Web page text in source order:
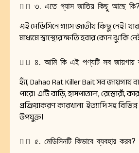
৩. এতে গ্যাস জাতিয় কিছু আছে কি?
এই মেডিসিনে গ্যাস জাতীয় কিছু নেই।
মাধ্যমে স্বাস্থ্যের ক্ষতি হবার কোন ঝুকি
৪. আমি কি এই পণ্যটি সব জায়গায়
হ্যাঁ, Dahao Rat Killer Bait সব জায়গায়
পারে। এটি বাড়ি, হাসপাতাল, রেস্তোরাঁ,
প্রক্রিয়াকরণ কারখানা ইত্যাদি সহ
উপযুক্ত।
৫. মেডিসিনটি কিভাবে ব্যবহার করব?